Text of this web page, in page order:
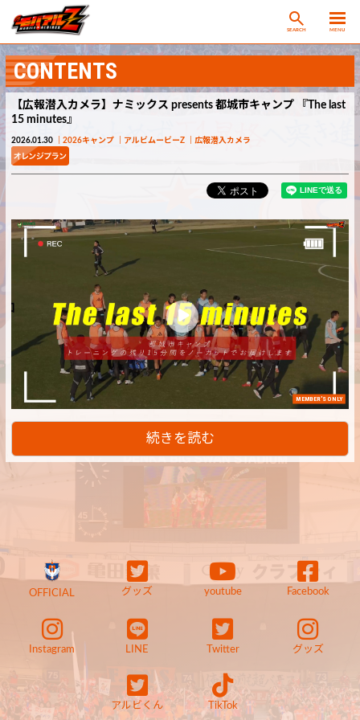
SEARCH MENU
CONTENTS
【広報潜入カメラ】ナミックス presents 都城市キャンプ 『The last
15 minutes』
2026.01.30 2026キャンプ アルビムービーZ 広報潜入カメラ
MEMBER'S ONLY
続きを読む
OFFICIAL グッズ youtube Facebook
Instagram LINE Twitter グッズ
アルビくん TikTok